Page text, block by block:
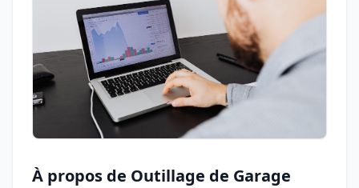
À propos de Outillage de Garage